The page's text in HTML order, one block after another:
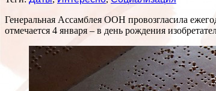
Генеральная Ассамблея ООН провозгласила
отмечается 4 января – в день рождения